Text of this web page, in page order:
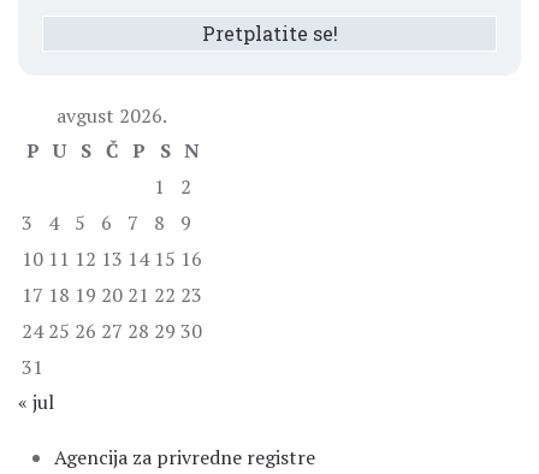
avgust 2026.
P U S Č P S N
1
2
3
4 5 6 7 8
9
10 11 12 13 14 15 16
17 18 19 20 21 22 23
24 25 26 27 28 29 30
31
« jul
Agencija za privredne registre